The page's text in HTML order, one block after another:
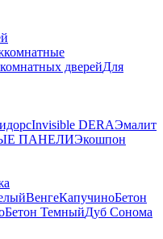
дверейДля
Invisible DERAЭмалит
ПАНЕЛИЭкошпон
ВенгеКапучиноБетон
Бетон ТемныйДуб Сонома